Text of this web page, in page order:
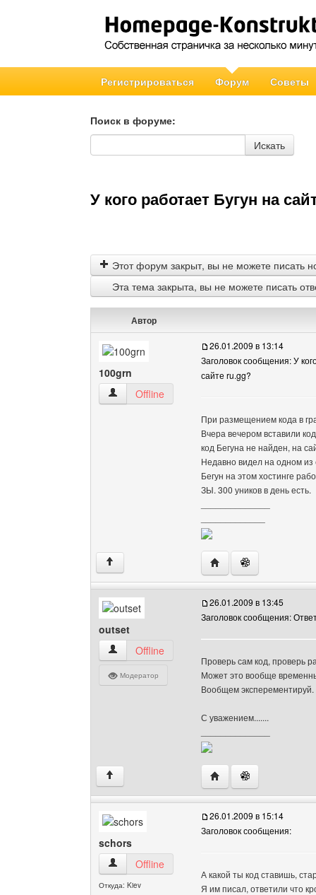
Регистрироваться Форум Советы
Поиск в форуме:
Поиск в форуме
Искать
У кого работает Бугун на
Этот форум закрыт, вы не можете писать
Эта тема закрыта, вы не можете писать
Автор
100grn
100grn Посмотреть профиль
Offline
26.01.2009 в 13:14
Заголовок сообщения: У
сайте ru.gg?
При размещением кода в
Вчера вечером вставили
код Бегуна не найден, на
Недавно видел на одном из
Бегун на этом хостинге
ЗЫ. 300 уников в день есть.
↑ Посетить сайт
outset
outset Посмотреть профиль
Offline
Модератор
26.01.2009 в 13:45
Заголовок сообщения:
Проверь сам код, проверь
Может это вообще
Вообщем эксперементируй.
С уважением.......
↑ Посетить сайт
schors
schors Посмотреть профиль
Offline
Откуда: Kiev
26.01.2009 в 15:14
Заголовок сообщения:
А какой ты код ставишь,
Я им писал, ответили что